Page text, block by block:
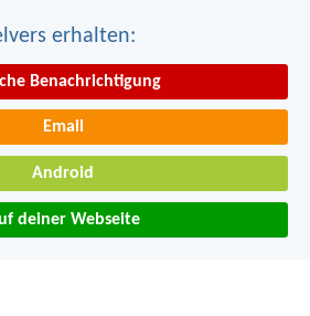
erhalten:
Benachrichtigung
Email
Android
deiner Webseite